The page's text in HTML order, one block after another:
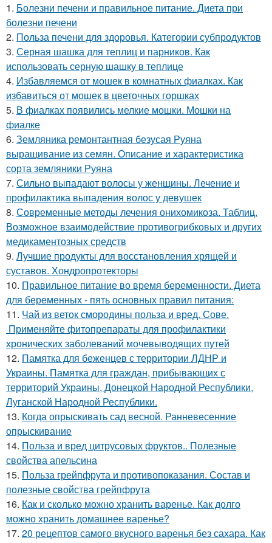
1. Болезни печени и правильное питание. Диета при
болезни печени
2. Польза печени для здоровья. Категории субпродуктов
3. Серная шашка для теплиц и парников. Как
использовать серную шашку в теплице
4. Избавляемся от мошек в комнатных фиалках. Как
избавиться от мошек в цветочных горшках
5. В фиалках появились мелкие мошки. Мошки на
фиалке
6. Земляника ремонтантная безусая Руяна
выращивание из семян. Описание и характеристика
сорта земляники Руяна
7. Сильно выпадают волосы у женщины. Лечение и
профилактика выпадения волос у девушек
8. Современные методы лечения онихомикоза. Таблиц.
Возможное взаимодействие противогрибковых и других
медикаментозных средств
9. Лучшие продукты для восстановления хрящей и
суставов. Хондропротекторы
10. Правильное питание во время беременности. Диета
для беременных - пять основных правил питания:
11. Чай из веток смородины польза и вред. Сове.
Применяйте фитопрепараты для профилактики
хронических заболеваний мочевыводящих путей
12. Памятка для беженцев с территории ЛДНР и
Украины. Памятка для граждан, прибывающих с
территорий Украины, Донецкой Народной Республики,
Луганской Народной Республики.
13. Когда опрыскивать сад весной. Ранневесенние
опрыскивание
14. Польза и вред цитрусовых фруктов.. Полезные
свойства апельсина
15. Польза грейпфрута и противопоказания. Состав и
полезные свойства грейпфрута
16. Как и сколько можно хранить варенье. Как долго
можно хранить домашнее варенье?
17. 20 рецептов самого вкусного варенья без сахара. Как